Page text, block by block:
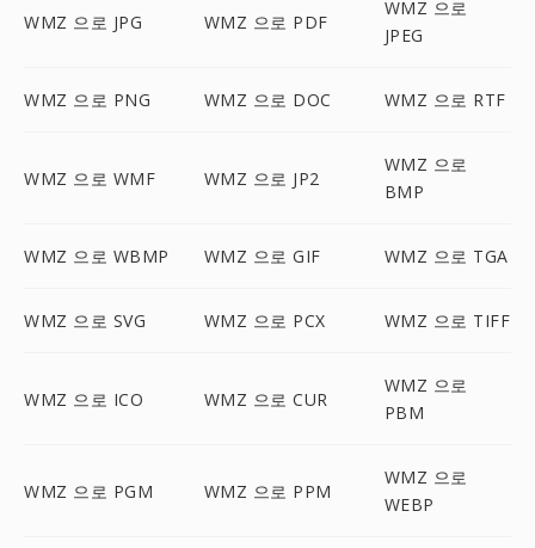
WMZ 으로 JPG WMZ 으로 PDF
WMZ 으로
JPEG
WMZ 으로 PNG WMZ 으로 DOC WMZ 으로 RTF
WMZ 으로 WMF WMZ 으로 JP2
WMZ 으로
BMP
WMZ 으로 WBMP WMZ 으로 GIF WMZ 으로 TGA
WMZ 으로 SVG WMZ 으로 PCX WMZ 으로 TIFF
WMZ 으로 ICO WMZ 으로 CUR
WMZ 으로
PBM
WMZ 으로 PGM WMZ 으로 PPM
WMZ 으로
WEBP